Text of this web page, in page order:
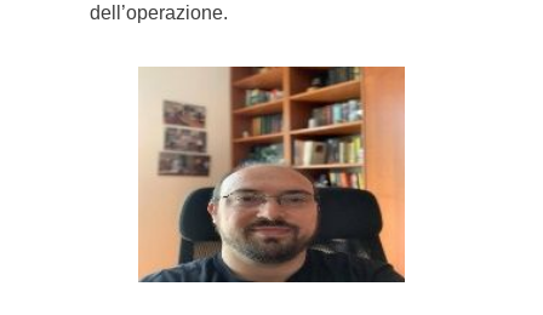
dell’operazione.